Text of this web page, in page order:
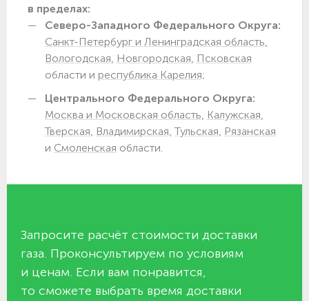
в пределах:
Северо-Западного Федерального Округа:
Санкт-Петербург и Ленинградская область,
Вологодская, Новгородская, Псковская
области и республика Карелия;
Центрального Федерального Округа:
Москва и Московская область, Калужская,
Тверская, Владимирская, Тульская, Рязанская
и Смоленская области.
Запросите расчёт стоимости доставки
газа. Проконсультируем по условиям
и ценам. Если вам понравится,
то сможете выбрать время доставки